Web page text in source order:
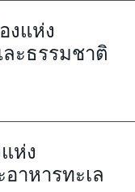
งแห่ง
ะธรรมชาติ
ห่ง
าหารทะเล